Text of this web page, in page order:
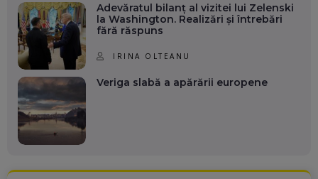
Adevăratul bilanț al vizitei lui Zelenski
la Washington. Realizări și întrebări
fără răspuns
IRINA OLTEANU
Veriga slabă a apărării europene